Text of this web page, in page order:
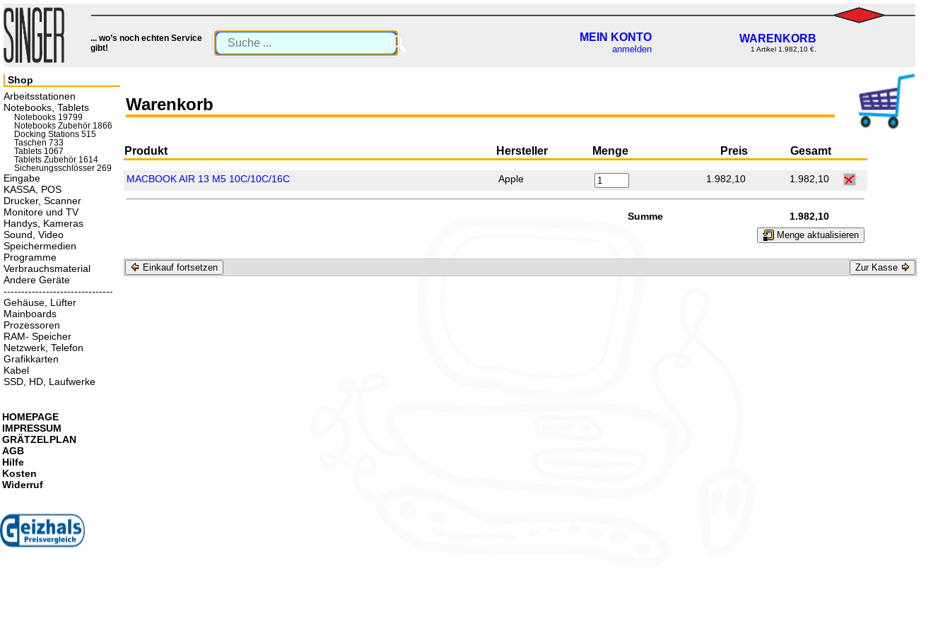
... wo’s noch echten Service
gibt!
🔍 MEIN KONTO
anmelden
WARENKORB
1 Artikel 1.982,10 €.
Warenkorb
Produkt Hersteller Menge Preis Gesamt
MACBOOK AIR 13 M5 10C/10C/16C Apple 1.982,10 1.982,10
Summe 1.982,10
Menge aktualisieren
Einkauf fortsetzen Zur Kasse
Shop
Arbeitsstationen
Notebooks, Tablets
Notebooks 19799
Notebooks Zubehör 1866
Docking Stations 515
Taschen 733
Tablets 1067
Tablets Zubehör 1614
Sicherungsschlösser 269
Eingabe
KASSA, POS
Drucker, Scanner
Monitore und TV
Handys, Kameras
Sound, Video
Speichermedien
Programme
Verbrauchsmaterial
Andere Geräte
-------------------------------
Gehäuse, Lüfter
Mainboards
Prozessoren
RAM- Speicher
Netzwerk, Telefon
Grafikkarten
Kabel
SSD, HD, Laufwerke
HOMEPAGE
IMPRESSUM
GRÄTZELPLAN
AGB
Hilfe
Kosten
Widerruf